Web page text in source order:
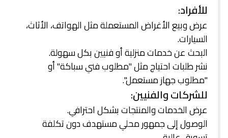
للأفراد:
عرض وبيع الأغراض المستعملة مثل الهواتف، الأثاث،
السيارات.
البحث عن خدمات منزلية أو فنيين بكل سهولة.
نشر طلبات احتياج مثل "مطلوب فني سباكة" أو
"مطلوب جهاز مستعمل".
للشركات والفنيين:
عرض الخدمات والمنتجات بشكل احترافي.
الوصول إلى جمهور محلي مستهدف دون تكلفة